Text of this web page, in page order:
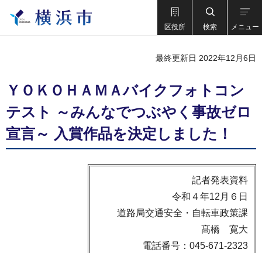
区役所 検索 メニュー
最終更新日 2022年12月6日
ＹＯＫＯＨＡＭＡバイクフォトコン
テスト ～みんなでつぶやく事故ゼロ
宣言～ 入賞作品を決定しました！
記者発表資料
令和４年12月６日
道路局交通安全・自転車政策課
髙橋 寛大
電話番号：045-671-2323